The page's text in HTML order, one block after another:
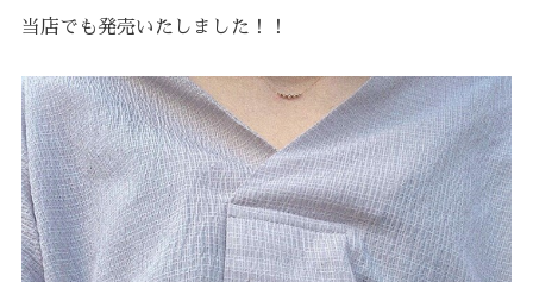
当店でも発売いたしました！！